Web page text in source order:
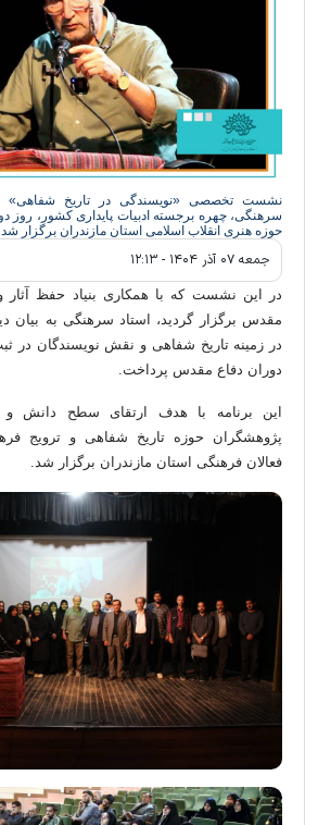
نشست تخصصی «نویسندگی در تاریخ شفاهی»
حوزه هنری انقلاب اسلامی استان مازندران برگزار شد
جمعه ۰۷ آذر ۱۴۰۴ - ۱۲:۱۳
در این نشست که با همکاری بنیاد حفظ
مقدس برگزار گردید، استاد سرهنگی به بیان
در زمینه تاریخ شفاهی و نقش نویسندگان در
دوران دفاع مقدس پرداخت.
این برنامه با هدف ارتقای سطح دانش و
پژوهشگران حوزه تاریخ شفاهی و ترویج
فعالان فرهنگی استان مازندران برگزار شد.